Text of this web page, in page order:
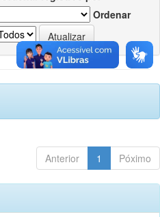
Ordenar
Anterior 1 Póximo